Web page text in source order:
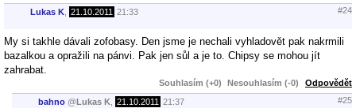
Lukas K 21.10.2011 21:33 #24
My si takhle dávali zofobasy. Den jsme je nechali vyhladovět pak nakrmili
bazalkou a opražili na pánvi. Pak jen sůl a je to. Chipsy se mohou jít
zahrabat.
Souhlasím (+0) Nesouhlasím (-0) Odpovědět
bahno @ Lukas K 21.10.2011 21:37 #25